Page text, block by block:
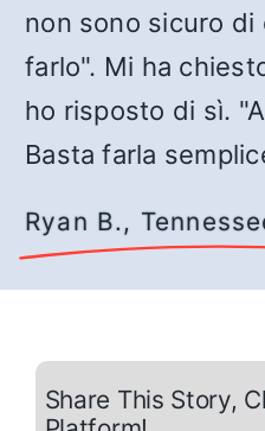
non sono sicuro
farlo". Mi ha
ho risposto di sì.
Basta farla
Ryan B.,
Share This Story,